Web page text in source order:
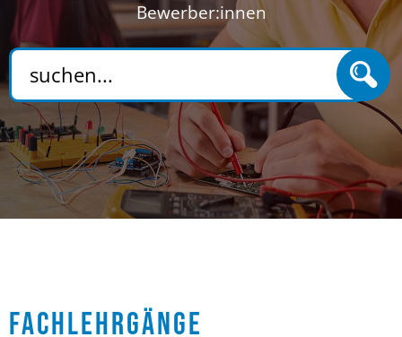
Bewerber:innen
FACHLEHRGÄNGE